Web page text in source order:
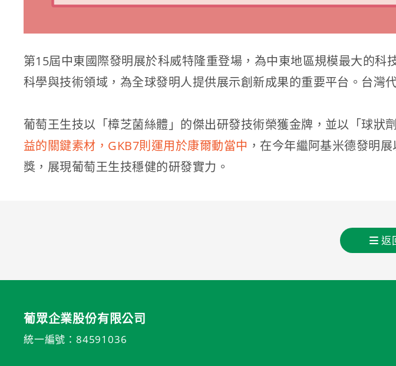
第15屆中東國際發明展於科威特隆重登場，為中東地區規模最大的
科學與技術領域，為全球發明人提供展示創新成果的重要平台。台灣
葡萄王生技以「樟芝菌絲體」的傑出研發技術榮獲金牌，並以「球狀
益的關鍵素材，GKB7則運用於康爾動當中 ，在今年繼阿基米德發明
獎，展現葡萄王生技穩健的研發實力。
返
葡眾企業股份有限公司
統一編號：84591036